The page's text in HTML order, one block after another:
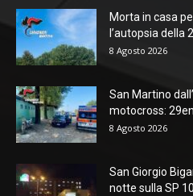
Morta in casa
l’autopsia della
8 Agosto 2026
San Martino
motocross:
8 Agosto 2026
San Giorgio
notte sulla SP